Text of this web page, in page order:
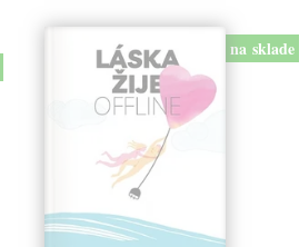
na sklade